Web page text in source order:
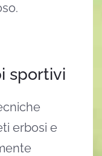
sportivi
erbosi e